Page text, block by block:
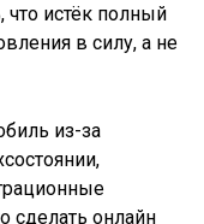
что истёк полный
в силу, а не
из-за
сделать онлайн